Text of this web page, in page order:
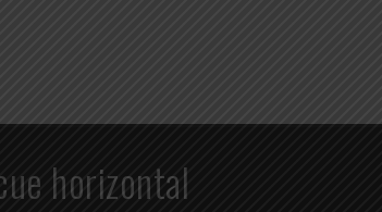
horizontal